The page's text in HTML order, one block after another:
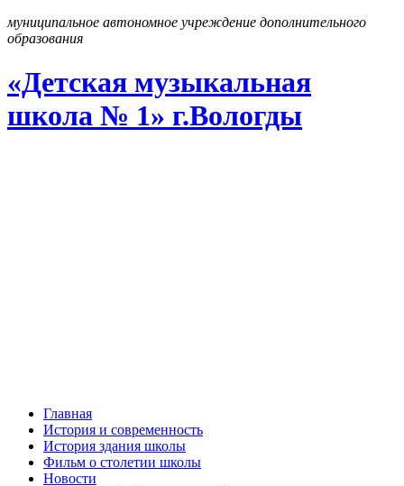
муниципальное автономное учреждение дополнительного
образования
«Детская музыкальная
школа № 1» г.Вологды
Главная
История и современность
История здания школы
Фильм о столетии школы
Новости